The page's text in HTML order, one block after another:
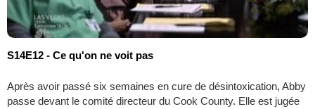
S14E12 - Ce qu'on ne voit pas
Après avoir passé six semaines en cure de désintoxication, Abby
passe devant le comité directeur du Cook County. Elle est jugée